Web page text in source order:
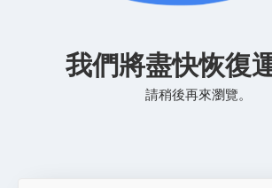
我們將盡快恢復
請稍後再來瀏覽。